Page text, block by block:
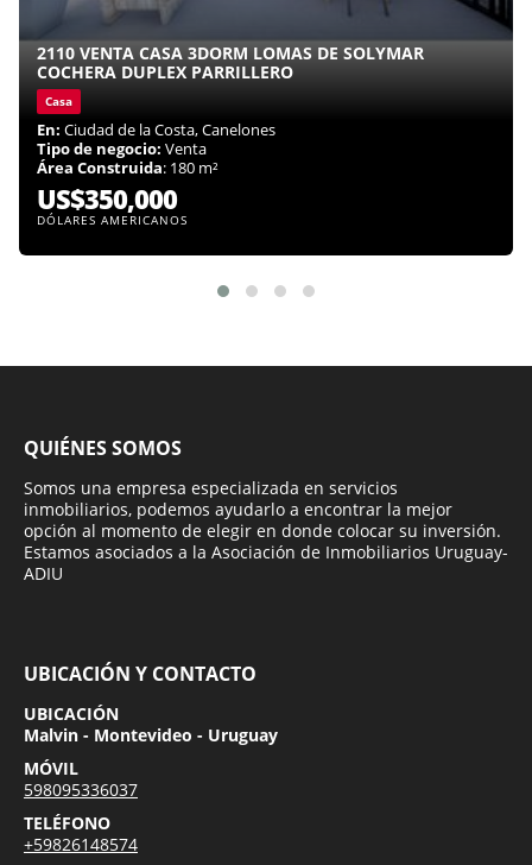
2110 VENTA CASA 3DORM LOMAS DE SOLYMAR
COCHERA DUPLEX PARRILLERO
Casa
En: Ciudad de la Costa, Canelones
Tipo de negocio: Venta
Área Construida: 180 m²
US$350,000
DÓLARES AMERICANOS
QUIÉNES SOMOS
Somos una empresa especializada en servicios
inmobiliarios, podemos ayudarlo a encontrar la mejor
opción al momento de elegir en donde colocar su inversión.
Estamos asociados a la Asociación de Inmobiliarios Uruguay-
ADIU
UBICACIÓN Y CONTACTO
UBICACIÓN
Malvin - Montevideo - Uruguay
MÓVIL
598095336037
TELÉFONO
+59826148574